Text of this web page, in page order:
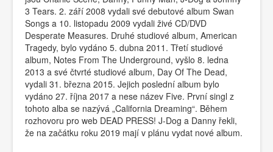
3 Tears. 2. září 2008 vydali své debutové album Swan
Songs a 10. listopadu 2009 vydali živé CD/DVD
Desperate Measures. Druhé studiové album, American
Tragedy, bylo vydáno 5. dubna 2011. Třetí studiové
album, Notes From The Underground, vyšlo 8. ledna
2013 a své čtvrté studiové album, Day Of The Dead,
vydali 31. března 2015. Jejich poslední album bylo
vydáno 27. října 2017 a nese název Five. První singl z
tohoto alba se nazývá „California Dreaming“. Během
rozhovoru pro web DEAD PRESS! J-Dog a Danny řekli,
že na začátku roku 2019 mají v plánu vydat nové album.